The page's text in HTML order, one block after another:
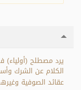
يرد مصطلح (أولياء)
الكلام عن الشرك
عقائد الصوفية